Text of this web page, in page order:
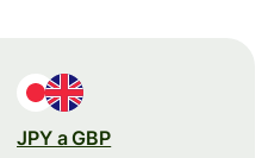
JPY a GBP